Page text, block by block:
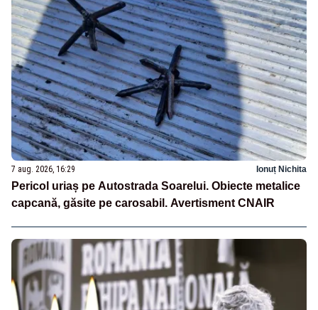
7 aug. 2026, 16:29 Ionuț Nichita
Pericol uriaș pe Autostrada Soarelui. Obiecte metalice
capcană, găsite pe carosabil. Avertisment CNAIR